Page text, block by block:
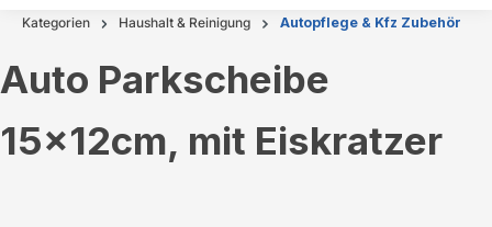
Kategorien Haushalt & Reinigung Autopflege & Kfz Zubehör
Auto Parkscheibe
15x12cm, mit Eiskratzer